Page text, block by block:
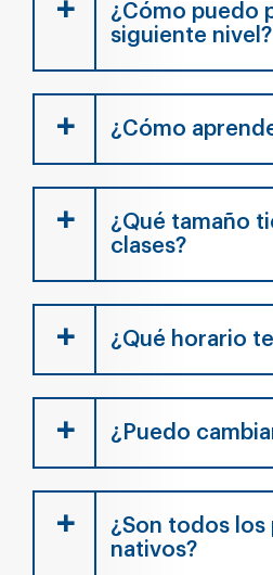
¿Cómo puedo
siguiente nivel?
¿Cómo
¿Qué tamaño
clases?
¿Qué horario
¿Puedo
¿Son todos
nativos?